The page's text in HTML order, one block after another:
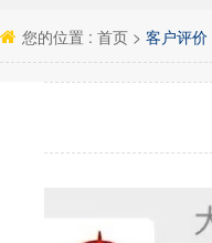
您的位置 : 首页 > 客户评价